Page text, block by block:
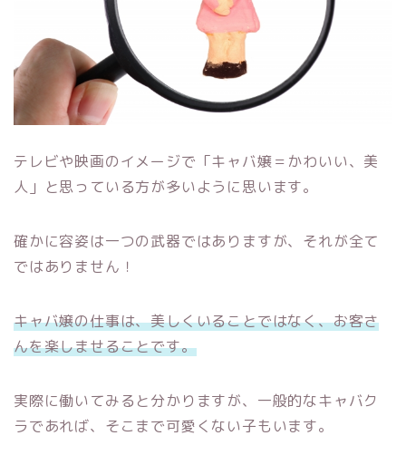
テレビや映画のイメージで「キャバ嬢＝かわいい、美
人」と思っている方が多いように思います。
確かに容姿は一つの武器ではありますが、それが全て
ではありません！
キャバ嬢の仕事は、美しくいることではなく、お客さ
んを楽しませることです。
実際に働いてみると分かりますが、一般的なキャバク
ラであれば、そこまで可愛くない子もいます。